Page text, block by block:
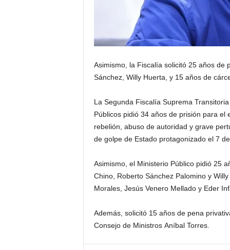
Asimismo, la Fiscalía solicitó 25 años de
Sánchez, Willy Huerta, y 15 años de
La Segunda Fiscalía Suprema
Públicos pidió 34 años de prisión para
rebelión, abuso de autoridad y grave
de golpe de Estado protagonizado el 7
Asimismo, el Ministerio Público pidió 25
Chino, Roberto Sánchez Palomino y
Morales, Jesús Venero Mellado y Eder
Además, solicitó 15 años de pena
Consejo de Ministros Aníbal Torres.